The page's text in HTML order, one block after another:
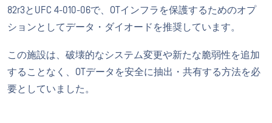
82r3とUFC 4-010-06で、OTインフラを保護するためのオプ
ションとしてデータ・ダイオードを推奨しています。
この施設は、破壊的なシステム変更や新たな脆弱性を追加
することなく、OTデータを安全に抽出・共有する方法を必
要としていました。